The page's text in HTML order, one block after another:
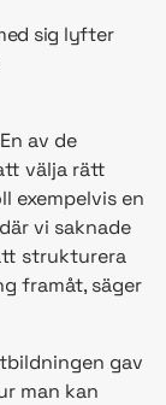
sig lyfter
av de
välja rätt
exempelvis en
vi saknade
strukturera
framåt, säger
gav
man kan